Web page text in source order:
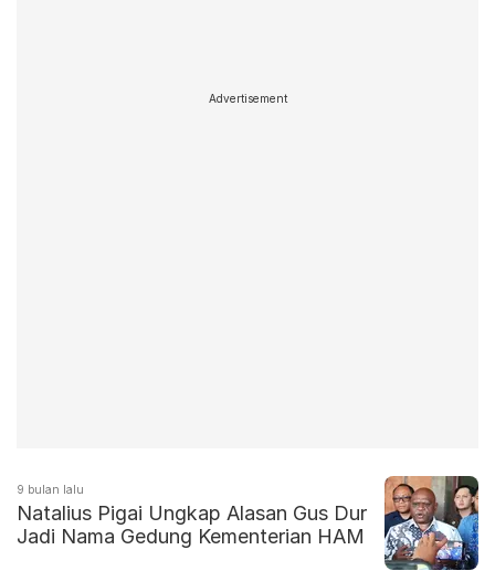
Advertisement
9 bulan lalu
Natalius Pigai Ungkap Alasan Gus Dur
Jadi Nama Gedung Kementerian HAM